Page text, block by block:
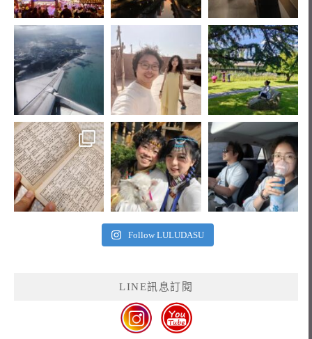
Follow LULUDASU
LINE訊息訂閱